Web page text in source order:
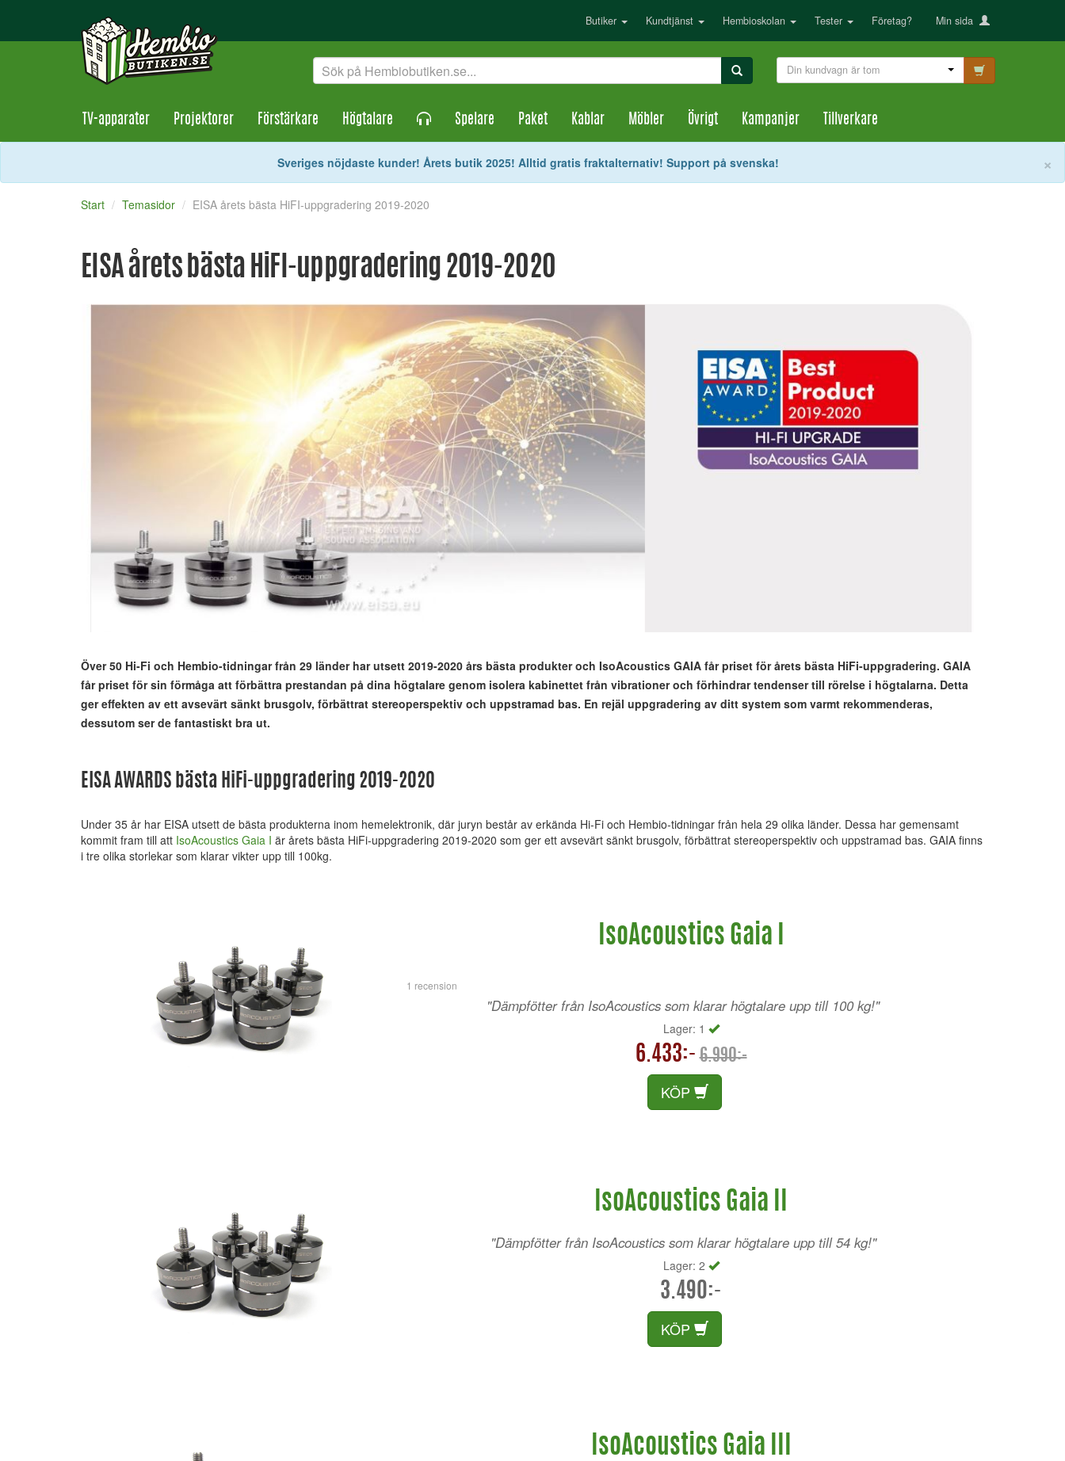
Butiker Kundtjänst Hembioskolan Tester Företag? Min sida
Din kundvagn är tom
TV-apparater Projektorer Förstärkare Högtalare Spelare Paket Kablar Möbler Övrigt Kampanjer Tillverkare
×
Sveriges nöjdaste kunder! Årets butik 2025! Alltid gratis fraktalternativ! Support på svenska!
Start Temasidor EISA årets bästa HiFI-uppgradering 2019-2020
EISA årets bästa HiFI-uppgradering 2019-2020
Över 50 Hi-Fi och Hembio-tidningar från 29 länder har utsett 2019-2020 års bästa produkter och IsoAcoustics GAIA får priset för årets bästa HiFi-uppgradering. GAIA
får priset för sin förmåga att förbättra prestandan på dina högtalare genom isolera kabinettet från vibrationer och förhindrar tendenser till rörelse i högtalarna. Detta
ger effekten av ett avsevärt sänkt brusgolv, förbättrat stereoperspektiv och uppstramad bas. En rejäl uppgradering av ditt system som varmt rekommenderas,
dessutom ser de fantastiskt bra ut.
EISA AWARDS bästa HiFi-uppgradering 2019-2020
Under 35 år har EISA utsett de bästa produkterna inom hemelektronik, där juryn består av erkända Hi-Fi och Hembio-tidningar från hela 29 olika länder. Dessa har gemensamt
kommit fram till att IsoAcoustics Gaia I är årets bästa HiFi-uppgradering 2019-2020 som ger ett avsevärt sänkt brusgolv, förbättrat stereoperspektiv och uppstramad bas. GAIA finns
i tre olika storlekar som klarar vikter upp till 100kg.
IsoAcoustics Gaia I
1 recension
"Dämpfötter från IsoAcoustics som klarar högtalare upp till 100 kg!"
Lager: 1
6.433:- 6.990:-
KÖP
IsoAcoustics Gaia II
"Dämpfötter från IsoAcoustics som klarar högtalare upp till 54 kg!"
Lager: 2
3.490:-
KÖP
IsoAcoustics Gaia III